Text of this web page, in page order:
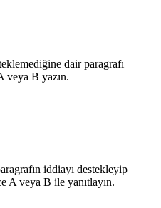
dair paragrafı
veya B yazın.
iddiayı destekleyip
A veya B ile yanıtlayın.